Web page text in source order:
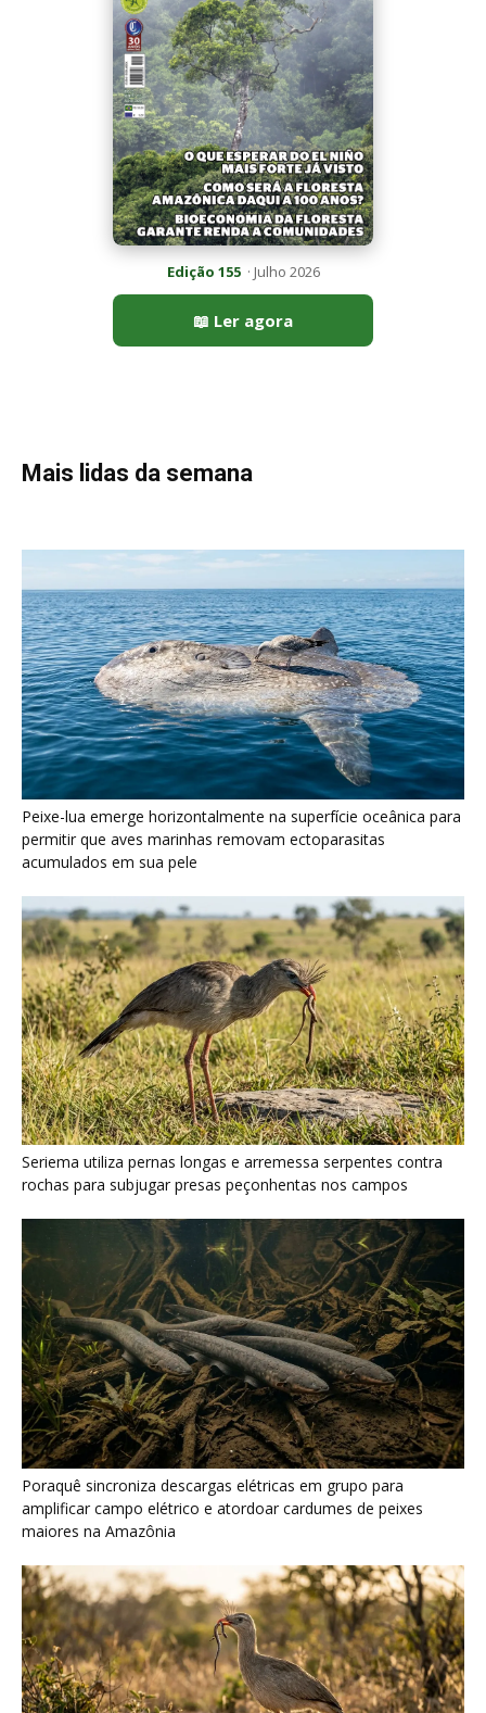
Mais lidas da semana
Peixe-lua emerge horizontalmente na superfície oceânica para
permitir que aves marinhas removam ectoparasitas
Seriema utiliza pernas longas e arremessa serpentes contra
rochas para subjugar presas peçonhentas nos campos
Poraquê sincroniza descargas elétricas em grupo para
amplificar campo elétrico e atordoar cardumes de peixes
maiores na Amazônia
Seriema combina corridas em alta velocidade e arremessos
contra rochas para imobilizar serpentes peçonhentas no
cerrado